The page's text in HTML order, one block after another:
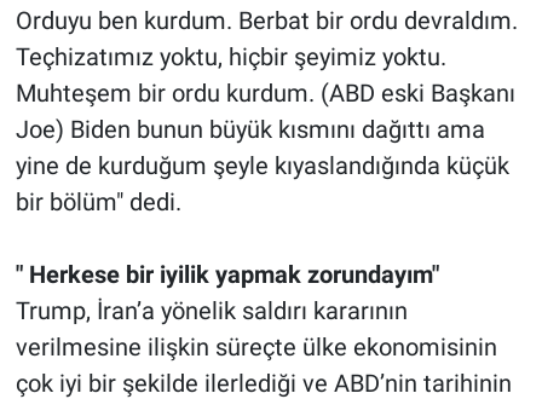
Orduyu ben kurdum. Berbat bir ordu devraldım.
Teçhizatımız yoktu, hiçbir şeyimiz yoktu.
Muhteşem bir ordu kurdum. (ABD eski Başkanı
Joe) Biden bunun büyük kısmını dağıttı ama
yine de kurduğum şeyle kıyaslandığında küçük
bir bölüm" dedi.
" Herkese bir iyilik yapmak zorundayım"
Trump, İran’a yönelik saldırı kararının
verilmesine ilişkin süreçte ülke ekonomisinin
çok iyi bir şekilde ilerlediği ve ABD’nin tarihinin